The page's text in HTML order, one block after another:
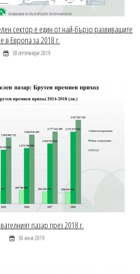
сектор е един от най-бързо развиващите
в Европа за 2018 г.
30 септември 2019
пазар през 2018 г.
30 юни 2019